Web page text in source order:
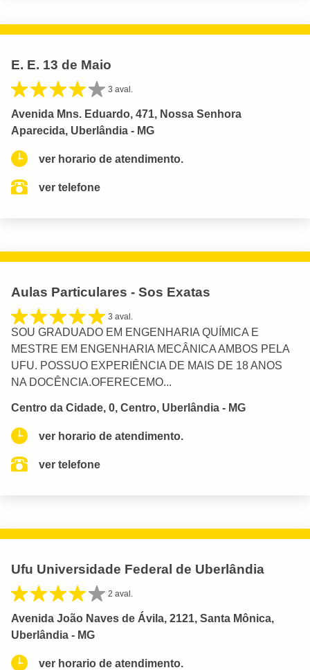
E. E. 13 de Maio
3 aval.
Avenida Mns. Eduardo, 471, Nossa Senhora
Aparecida, Uberlândia - MG
ver horario de atendimento.
ver telefone
Aulas Particulares - Sos Exatas
3 aval.
SOU GRADUADO EM ENGENHARIA QUÍMICA E
MESTRE EM ENGENHARIA MECÂNICA AMBOS PELA
UFU. POSSUO EXPERIÊNCIA DE MAIS DE 18 ANOS
NA DOCÊNCIA.OFERECEMO...
Centro da Cidade, 0, Centro, Uberlândia - MG
ver horario de atendimento.
ver telefone
Ufu Universidade Federal de Uberlândia
2 aval.
Avenida João Naves de Ávila, 2121, Santa Mônica,
Uberlândia - MG
ver horario de atendimento.